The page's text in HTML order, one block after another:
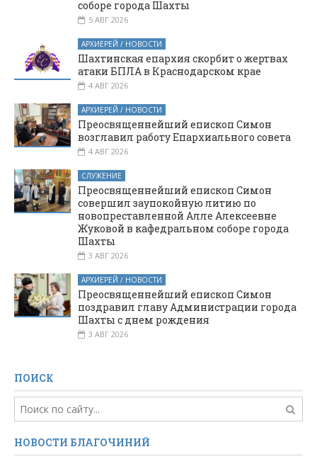
соборе города Шахты
5 АВГ 2026
АРХИЕРЕЙ / НОВОСТИ
Шахтинская епархия скорбит о жертвах
атаки БПЛА в Краснодарском крае
4 АВГ 2026
АРХИЕРЕЙ / НОВОСТИ
Преосвященнейший епископ Симон
возглавил работу Епархиального совета
4 АВГ 2026
СЛУЖЕНИЕ
Преосвященнейший епископ Симон
совершил заупокойную литию по
новопреставленной Алле Алексеевне
Жуковой в кафедральном соборе города
Шахты
3 АВГ 2026
АРХИЕРЕЙ / НОВОСТИ
Преосвященнейший епископ Симон
поздравил главу Администрации города
Шахты с днем рождения
3 АВГ 2026
ПОИСК
НОВОСТИ БЛАГОЧИНИЙ